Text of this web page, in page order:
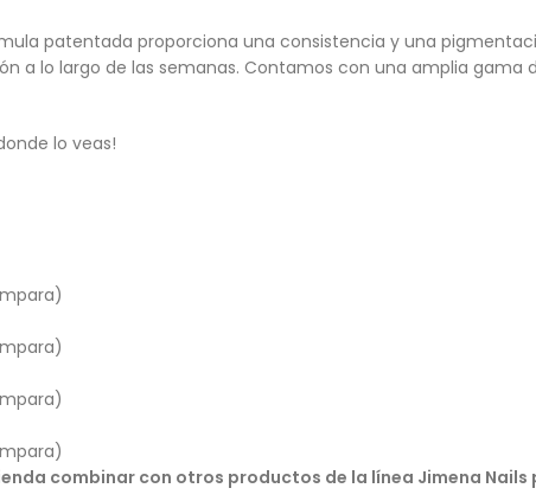
patentada proporciona una consistencia y una
a lo largo de las semanas. Contamos con una amplia gama
lo veas!
combinar con otros productos de la línea Jimena